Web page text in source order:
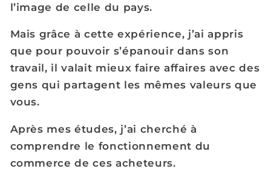
l’image de celle du pays.
Mais grâce à cette expérience, j’ai appris
que pour pouvoir s’épanouir dans son
travail, il valait mieux faire affaires avec des
gens qui partagent les mêmes valeurs que
vous.
Après mes études, j’ai cherché à
comprendre le fonctionnement du
commerce de ces acheteurs.